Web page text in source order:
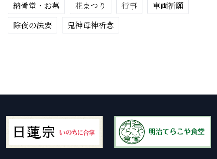
納骨堂・お墓
花まつり 行事
車両祈願
除夜の法要
鬼神母神祈念